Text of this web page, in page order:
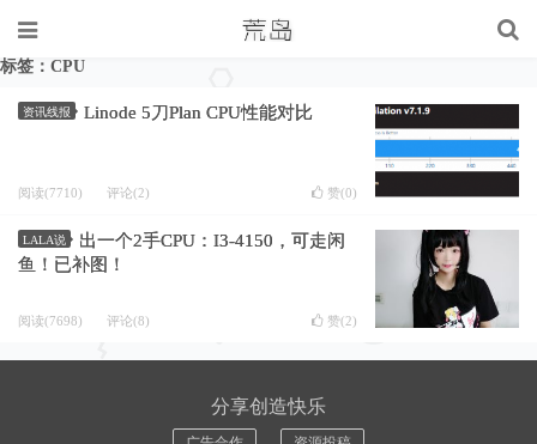
标签：CPU
资讯线报 Linode 5刀Plan CPU性能对比
阅读(7710) 评论(2) 赞(0)
LALA说
出一个2手CPU：I3-4150，可走闲
鱼！已补图！
阅读(7698) 评论(8) 赞(2)
分享创造快乐